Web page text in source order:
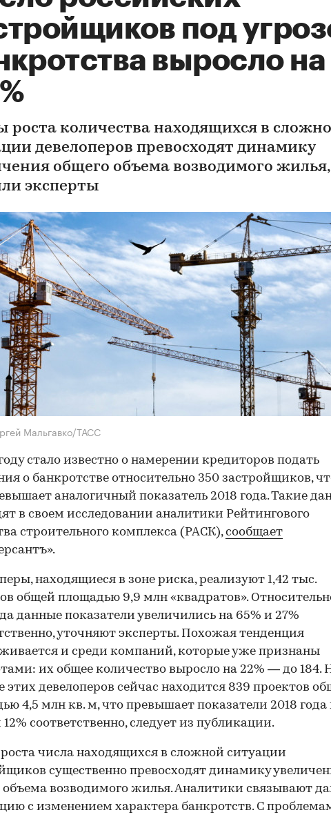
под
выросло на
роста количества находящихся в
девелоперов превосходят динамику
общего объема возводимого жилья,
эксперты
Мальгавко/ТАСС
стало известно о намерении кредиторов подать
о банкротстве относительно 350 застройщиков,
аналогичный показатель 2018 года. Такие
в своем исследовании аналитики Рейтингового
строительного комплекса (РАСК),сообщает
находящиеся в зоне риска, реализуют 1,42 тыс.
общей площадью 9,9 млн «квадратов».
данные показатели увеличились на 65% и 27%
уточняют эксперты. Похожая тенденция
и среди компаний, которые уже признаны
их общее количество выросло на 22% — до 184.
этих девелоперов сейчас находится 839 проектов
4,5 млн кв. м, что превышает показатели 2018 года
12% соответственно, следует из публикации.
числа находящихся в сложной ситуации
существенно превосходят динамику
объема возводимого жилья. Аналитики связывают
с изменением характера банкротств. С